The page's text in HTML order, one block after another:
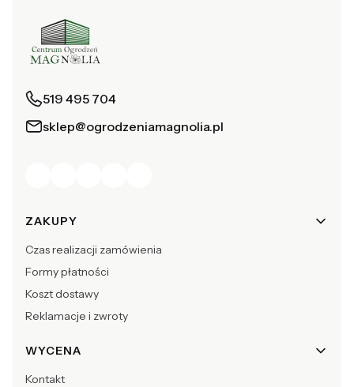
519 495 704
sklep@ogrodzeniamagnolia.pl
Linki w stopce
ZAKUPY
Czas realizacji zamówienia
Formy płatności
Koszt dostawy
Reklamacje i zwroty
WYCENA
Kontakt